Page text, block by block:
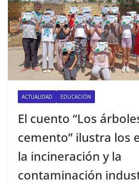
ACTUALIDAD EDUCACIÓN
El cuento “Los
cemento” ilustra los
la incineración y la
contaminación